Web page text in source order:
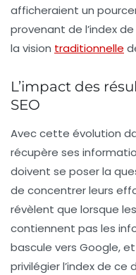
afficheraient un
provenant de l’index
la vision traditionnelle
L’impact des
SEO
Avec cette évolution
récupère ses
doivent se poser la
de concentrer leurs
révèlent que lorsque
contiennent pas les
bascule vers Google,
privilégier l’index de